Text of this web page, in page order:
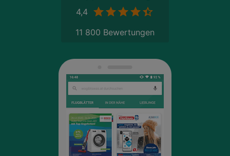
4,4
11 800 Bewertungen